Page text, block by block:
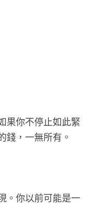
果你不停止如此緊
錢，一無所有。
。你以前可能是一